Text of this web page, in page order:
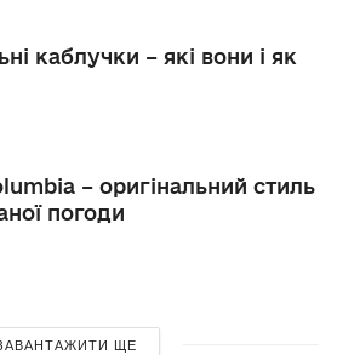
каблучки – які вони і як
– оригінальний стиль
погоди
ЩЕ